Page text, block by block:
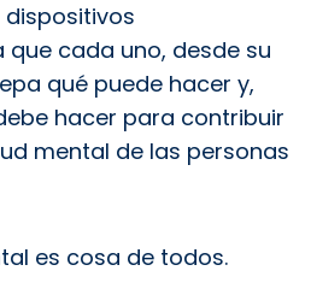
cada uno, desde su
qué puede hacer y,
hacer para contribuir
mental de las personas
es cosa de todos.